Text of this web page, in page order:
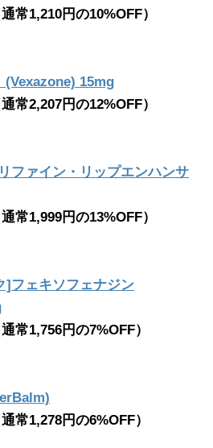
常1,210円の10%OFF）
(Vexazone) 15mg
常2,207円の12%OFF）
ファイン・リップエンハンサ
常1,999円の13%OFF）
]フェキソフェナジン
常1,756円の7%OFF）
常1,278円の6%OFF）